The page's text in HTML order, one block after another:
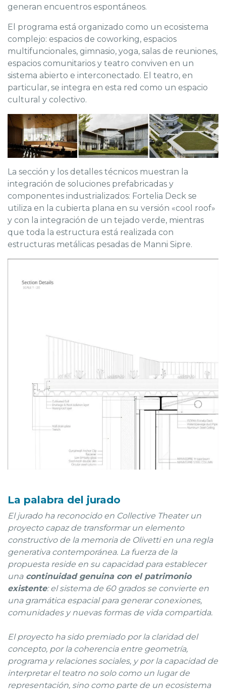
generan encuentros espontáneos.
El programa está organizado como un ecosistema
complejo: espacios de coworking, espacios
multifuncionales, gimnasio, yoga, salas de reuniones,
espacios comunitarios y teatro conviven en un
sistema abierto e interconectado. El teatro, en
particular, se integra en esta red como un espacio
cultural y colectivo.
La sección y los detalles técnicos muestran la
integración de soluciones prefabricadas y
componentes industrializados: Fortelia Deck se
utiliza en la cubierta plana en su versión «cool roof»
y con la integración de un tejado verde, mientras
que toda la estructura está realizada con
estructuras metálicas pesadas de Manni Sipre.
La palabra del jurado
El jurado ha reconocido en Collective Theater un
proyecto capaz de transformar un elemento
constructivo de la memoria de Olivetti en una regla
generativa contemporánea. La fuerza de la
propuesta reside en su capacidad para establecer
unacontinuidad genuina con el patrimonio
existente: el sistema de 60 grados se convierte en
una gramática espacial para generar conexiones,
comunidades y nuevas formas de vida compartida.
El proyecto ha sido premiado por la claridad del
concepto, por la coherencia entre geometría,
programa y relaciones sociales, y por la capacidad de
interpretar el teatro no solo como un lugar de
representación, sino como parte de un ecosistema